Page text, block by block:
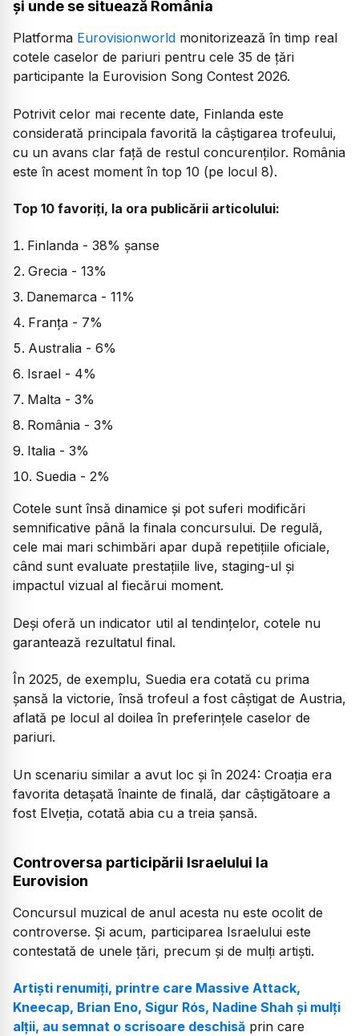
și unde se situează România
Platforma Eurovisionworld monitorizează în timp real
cotele caselor de pariuri pentru cele 35 de țări
participante la Eurovision Song Contest 2026.
Potrivit celor mai recente date, Finlanda este
considerată principala favorită la câștigarea trofeului,
cu un avans clar față de restul concurenților. România
este în acest moment în top 10 (pe locul 8).
Top 10 favoriți, la ora publicării articolului:
Finlanda - 38% șanse
Grecia - 13%
Danemarca - 11%
Franța - 7%
Australia - 6%
Israel - 4%
Malta - 3%
România - 3%
Italia - 3%
Suedia - 2%
Cotele sunt însă dinamice și pot suferi modificări
semnificative până la finala concursului. De regulă,
cele mai mari schimbări apar după repetițiile oficiale,
când sunt evaluate prestațiile live, staging-ul și
impactul vizual al fiecărui moment.
Deși oferă un indicator util al tendințelor, cotele nu
garantează rezultatul final.
În 2025, de exemplu, Suedia era cotată cu prima
șansă la victorie, însă trofeul a fost câștigat de Austria,
aflată pe locul al doilea în preferințele caselor de
pariuri.
Un scenariu similar a avut loc și în 2024: Croația era
favorita detașată înainte de finală, dar câștigătoare a
fost Elveția, cotată abia cu a treia șansă.
Controversa participării Israelului la
Eurovision
Concursul muzical de anul acesta nu este ocolit de
controverse. Și acum, participarea Israelului este
contestată de unele țări, precum și de mulți artiști.
Artiști renumiți, printre care Massive Attack,
Kneecap, Brian Eno, Sigur Rós, Nadine Shah și mulți
alții, au semnat o scrisoare deschisă prin care